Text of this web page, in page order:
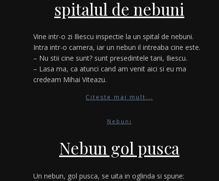
spitalul de nebuni
Vine intr-o zi Iliescu inspectie la un spital de nebuni.
Intra intr-o camera, iar un nebun il intreaba cine este.
– Nu stii cine sunt? sunt presedintele tarii, Iliescu.
– Lasa ma, ca atunci cand am venit aici si eu ma
credeam Mihai Viteazu.
Citeste mai mult...
Nebuni
Nebun gol pusca
Un nebun, gol pusca, se uita in oglinda si spune: